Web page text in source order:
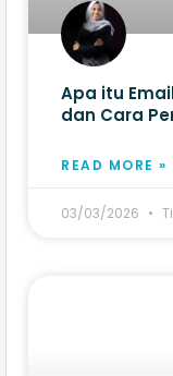
Apa itu
dan Cara
READ MORE »
03/03/2026